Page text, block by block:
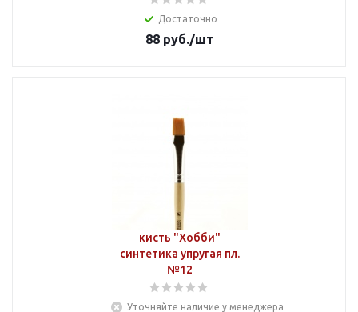
Достаточно
88руб./шт
кисть "Хобби"
синтетика упругая пл.
№12
Уточняйте наличие у менеджера